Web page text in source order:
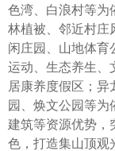
色湾、白浪村等为
林植被、邻近村庄
闲庄园、山地体育
运动、生态养生、
居康养度假区；异
园、焕文公园等为
建筑等资源优势，
色，打造集山顶观